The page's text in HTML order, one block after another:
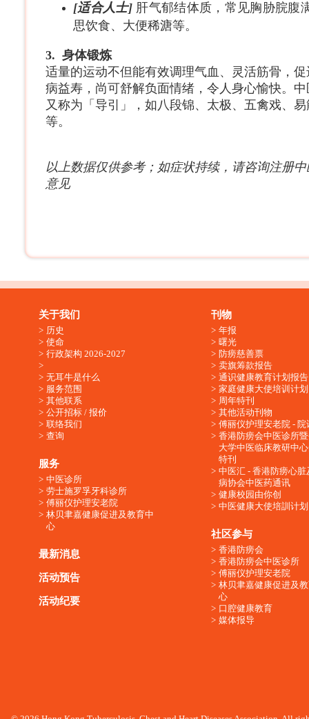
[适合人士]肝气郁结体质，常见胸胁脘腹
思饮食、大便稀溏等。
3. 身体锻炼
适量的运动不但能有效调理气血、灵活筋骨，
病益寿，尚可舒解负面情绪，令人身心愉快。
又称为「导引」，如八段锦、太极、五禽戏、
等。
以上数据仅供参考；如症状持续，请咨询注册
意见
关于我们
历史
使命
行政架构 2026-2027
无耳牛是什么
服务范围
其他联系
公开招标 / 报价
联络我们
查询
服务
中医诊所
劳士施罗孚牙科诊所
傅丽仪护理安老院
林贝聿嘉健康促进及教育中
心
最新消息
活动预告
活动纪要
刊物
年报
曙光
防痨慈善票
卖旗筹款报告
通识健康教育计划报告
家庭健康大使培训计划
周年特刊
其他活动刊物
傅丽仪护理安老院 - 院
香港防痨会中医诊所
大学中医临床教研中
特刊
中医汇 - 香港防痨心脏
病协会中医药通讯
健康校园由你创
中医健康大使培訓计划
社区参与
香港防痨会
香港防痨会中医诊所
傅丽仪护理安老院
林贝聿嘉健康促进及
心
口腔健康教育
媒体报导